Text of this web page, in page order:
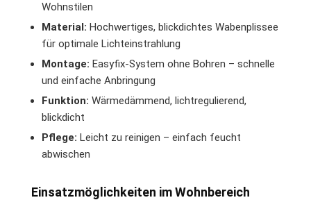
Wohnstilen
Material: Hochwertiges, blickdichtes Wabenplissee
für optimale Lichteinstrahlung
Montage: Easyfix-System ohne Bohren – schnelle
und einfache Anbringung
Funktion: Wärmedämmend, lichtregulierend,
blickdicht
Pflege: Leicht zu reinigen – einfach feucht
abwischen
Einsatzmöglichkeiten im Wohnbereich